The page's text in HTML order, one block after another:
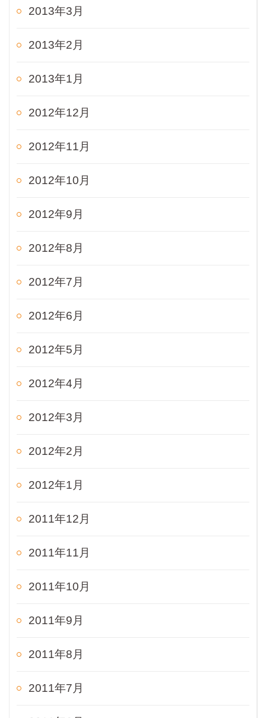
2013年3月
2013年2月
2013年1月
2012年12月
2012年11月
2012年10月
2012年9月
2012年8月
2012年7月
2012年6月
2012年5月
2012年4月
2012年3月
2012年2月
2012年1月
2011年12月
2011年11月
2011年10月
2011年9月
2011年8月
2011年7月